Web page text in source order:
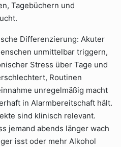
Tagebüchern und
Differenzierung: Akuter
unmittelbar triggern,
Stress über Tage und
Routinen
unregelmäßig macht
in Alarmbereitschaft hält.
sind klinisch relevant.
jemand abends länger wach
isst oder mehr Alkohol